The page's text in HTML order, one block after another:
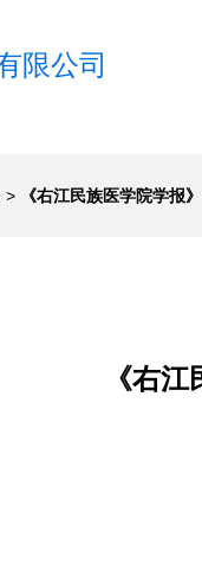
限公司
> 《右江民族医学院学报
《右